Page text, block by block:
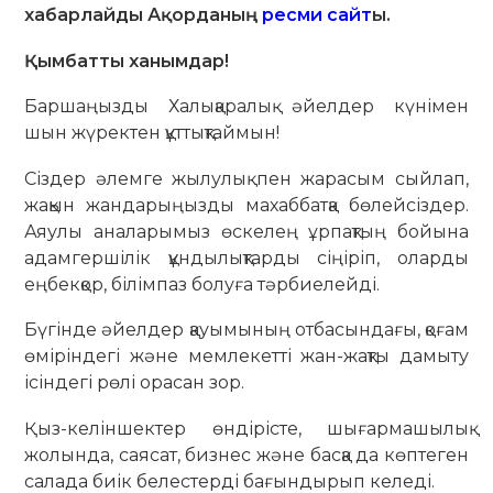
хабарлайды Ақорданың ресми сайты.
Қымбатты ханымдар!
Баршаңызды Халықаралық әйелдер күнімен
шын жүректен құттықтаймын!
Сіздер әлемге жылулық пен жарасым сыйлап,
жақын жандарыңызды махаббатқа бөлейсіздер.
Аяулы аналарымыз өскелең ұрпақтың бойына
адамгершілік құндылықтарды сіңіріп, оларды
еңбекқор, білімпаз болуға тәрбиелейді.
Бүгінде әйелдер қауымының отбасындағы, қоғам
өміріндегі және мемлекетті жан-жақты дамыту
ісіндегі рөлі орасан зор.
Қыз-келіншектер өндірісте, шығармашылық
жолында, саясат, бизнес және басқа да көптеген
салада биік белестерді бағындырып келеді.